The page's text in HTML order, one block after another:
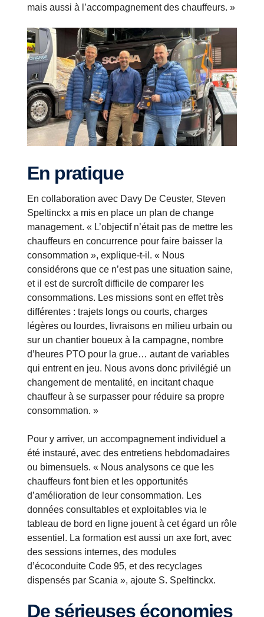
mais aussi à l’accompagnement des chauffeurs. »
En pratique
En collaboration avec Davy De Ceuster, Steven
Speltinckx a mis en place un plan de change
management. « L’objectif n’était pas de mettre les
chauffeurs en concurrence pour faire baisser la
consommation », explique-t-il. « Nous
considérons que ce n’est pas une situation saine,
et il est de surcroît difficile de comparer les
consommations. Les missions sont en effet très
différentes : trajets longs ou courts, charges
légères ou lourdes, livraisons en milieu urbain ou
sur un chantier boueux à la campagne, nombre
d’heures PTO pour la grue… autant de variables
qui entrent en jeu. Nous avons donc privilégié un
changement de mentalité, en incitant chaque
chauffeur à se surpasser pour réduire sa propre
consommation. »
Pour y arriver, un accompagnement individuel a
été instauré, avec des entretiens hebdomadaires
ou bimensuels. « Nous analysons ce que les
chauffeurs font bien et les opportunités
d’amélioration de leur consommation. Les
données consultables et exploitables via le
tableau de bord en ligne jouent à cet égard un rôle
essentiel. La formation est aussi un axe fort, avec
des sessions internes, des modules
d’écoconduite Code 95, et des recyclages
dispensés par Scania », ajoute S. Speltinckx.
De sérieuses économies